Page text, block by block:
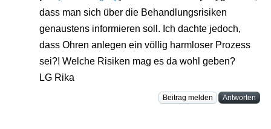
dass man sich über die Behandlungsrisiken
genaustens informieren soll. Ich dachte jedoch,
dass Ohren anlegen ein völlig harmloser Prozess
sei?! Welche Risiken mag es da wohl geben?
LG Rika
Beitrag melden Antworten